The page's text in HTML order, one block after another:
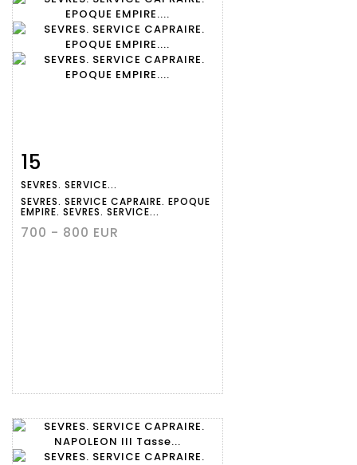
détaillée
15
SEVRES. SERVICE...
SEVRES. SERVICE CAPRAIRE. EPOQUE
EMPIRE. SEVRES. SERVICE...
700 - 800 EUR